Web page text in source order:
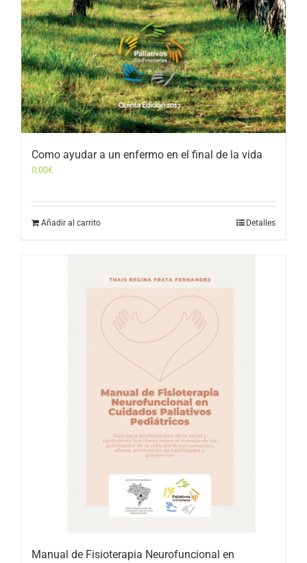
Como ayudar a un enfermo en el final de la vida
0,00€
Añadir al carrito Detalles
Manual de Fisioterapia Neurofuncional en